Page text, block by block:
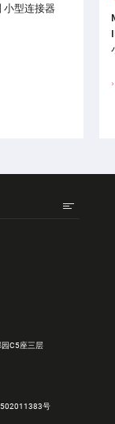
小型连接器
C5座三层
号